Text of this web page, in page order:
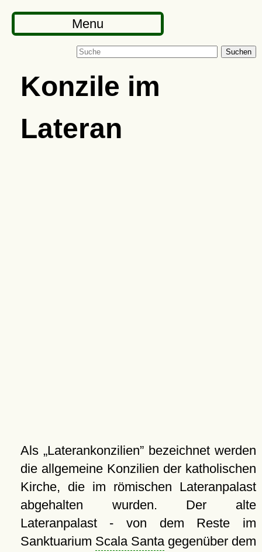
Menu
Suchen
Konzile im
Lateran
Als Laterankonzilien bezeichnet werden
die allgemeine Konzilien der katholischen
Kirche, die im römischen Lateranpalast
abgehalten wurden. Der alte
Lateranpalast - von dem Reste im
Sanktuarium Scala Santagegenüber dem